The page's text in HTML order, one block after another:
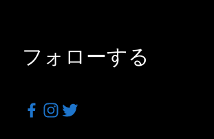
フォローする
Facebook
Instagram
Twitter